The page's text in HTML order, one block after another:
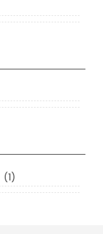
(1)